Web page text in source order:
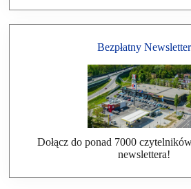
Bezpłatny Newsletter
Dołącz do ponad 7000
newslettera!